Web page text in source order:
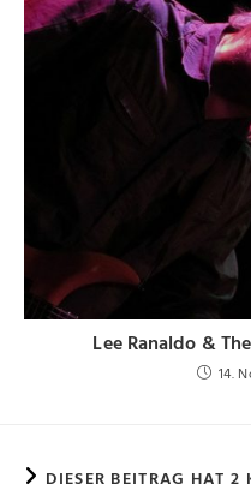
Lee Ranaldo &
14.
DIESER BEITRAG HAT 2